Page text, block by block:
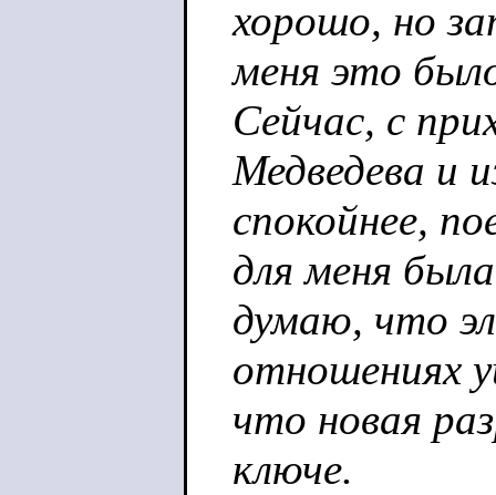
хорошо, но
меня это
Сейчас, с
Медведева и
спокойнее,
для меня
думаю, что
отношениях
что новая
ключе.